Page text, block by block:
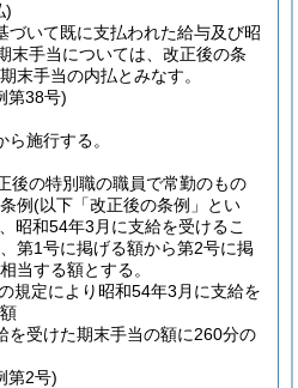
)
づいて既に支払われた給与及び昭
末手当については、改正後の条
末手当の内払とみなす。
第38号)
施行する。
後の特別職の職員で常勤のもの
例(以下「改正後の条例」とい
昭和54年3月に支給を受けるこ
第1号に掲げる額から第2号に掲
当する額とする。
規定により昭和54年3月に支給を
を受けた期末手当の額に260分の
第2号)